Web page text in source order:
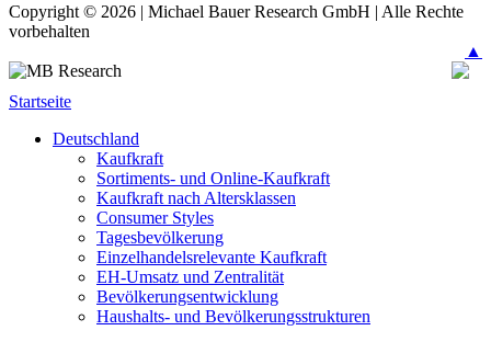
Copyright © 2026 | Michael Bauer Research GmbH | Alle Rechte
vorbehalten
▲
Startseite
Deutschland
Kaufkraft
Sortiments- und Online-Kaufkraft
Kaufkraft nach Altersklassen
Consumer Styles
Tagesbevölkerung
Einzelhandelsrelevante Kaufkraft
EH-Umsatz und Zentralität
Bevölkerungsentwicklung
Haushalts- und Bevölkerungsstrukturen